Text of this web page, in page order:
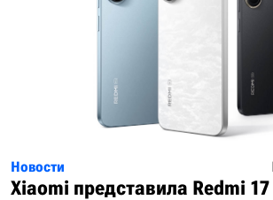
Новости
Xiaomi представила Redmi 17